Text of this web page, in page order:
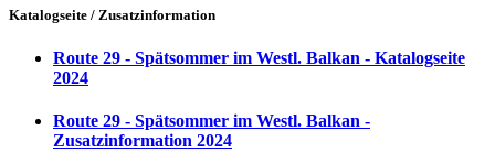
Katalogseite / Zusatzinformation
Route 29 - Spätsommer im Westl. Balkan - Katalogseite
2024
Route 29 - Spätsommer im Westl. Balkan -
Zusatzinformation 2024